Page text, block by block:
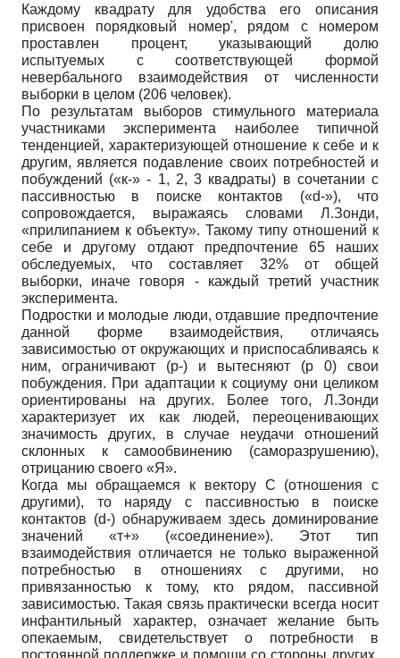
Каждому квадрату для удобства его описания
присвоен порядковый номер', рядом с номером
проставлен процент, указывающий долю
испытуемых с соответствующей формой
невербального взаимодействия от численности
выборки в целом (206 человек).
По результатам выборов стимульного материала
участниками эксперимента наиболее типичной
тенденцией, характеризующей отношение к себе и к
другим, является подавление своих потребностей и
побуждений («к-» - 1, 2, 3 квадраты) в сочетании с
пассивностью в поиске контактов («d-»), что
сопровождается, выражаясь словами Л.Зонди,
«прилипанием к объекту». Такому типу отношений к
себе и другому отдают предпочтение 65 наших
обследуемых, что составляет 32% от общей
выборки, иначе говоря - каждый третий участник
эксперимента.
Подростки и молодые люди, отдавшие предпочтение
данной форме взаимодействия, отличаясь
зависимостью от окружающих и приспосабливаясь к
ним, ограничивают (р-) и вытесняют (р 0) свои
побуждения. При адаптации к социуму они целиком
ориентированы на других. Более того, Л.Зонди
характеризует их как людей, переоценивающих
значимость других, в случае неудачи отношений
склонных к самообвинению (саморазрушению),
отрицанию своего «Я».
Когда мы обращаемся к вектору С (отношения с
другими), то наряду с пассивностью в поиске
контактов (d-) обнаруживаем здесь доминирование
значений «т+» («соединение»). Этот тип
взаимодействия отличается не только выраженной
потребностью в отношениях с другими, но
привязанностью к тому, кто рядом, пассивной
зависимостью. Такая связь практически всегда носит
инфантильный характер, означает желание быть
опекаемым, свидетельствует о потребности в
постоянной поддержке и помощи со стороны других.